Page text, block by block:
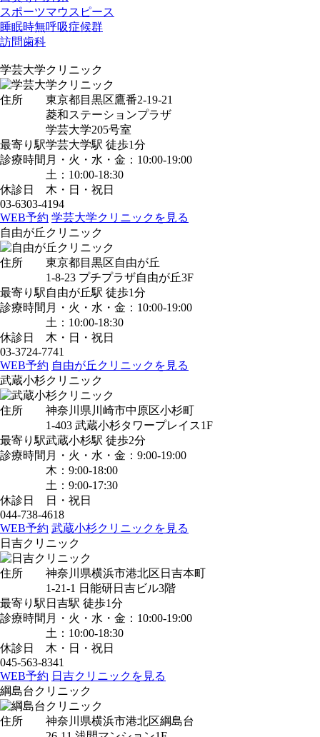
スポーツマウスピース
睡眠時無呼吸症候群
訪問歯科
学芸大学クリニック
住所
東京都目黒区鷹番2-19-21
菱和ステーションプラザ
学芸大学205号室
最寄り駅学芸大学駅 徒歩1分
診療時間 月・火・水・金：10:00-19:00
土：10:00-18:30
休診日
木・日・祝日
03-6303-4194
WEB予約 学芸大学クリニックを見る
自由が丘クリニック
住所
東京都目黒区自由が丘
1-8-23 プチプラザ自由が丘3F
最寄り駅自由が丘駅 徒歩1分
診療時間 月・火・水・金：10:00-19:00
土：10:00-18:30
休診日
木・日・祝日
03-3724-7741
WEB予約 自由が丘クリニックを見る
武蔵小杉クリニック
住所
神奈川県川崎市中原区小杉町
1-403 武蔵小杉タワープレイス1F
最寄り駅武蔵小杉駅 徒歩2分
診療時間 月・火・水・金：9:00-19:00
木：9:00-18:00
土：9:00-17:30
休診日
日・祝日
044-738-4618
WEB予約 武蔵小杉クリニックを見る
日吉クリニック
住所
神奈川県横浜市港北区日吉本町
1-21-1 日能研日吉ビル3階
最寄り駅 日吉駅 徒歩1分
診療時間 月・火・水・金：10:00-19:00
土：10:00-18:30
休診日
木・日・祝日
045-563-8341
WEB予約 日吉クリニックを見る
綱島台クリニック
住所
神奈川県横浜市港北区綱島台